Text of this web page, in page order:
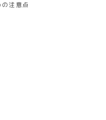
注意点